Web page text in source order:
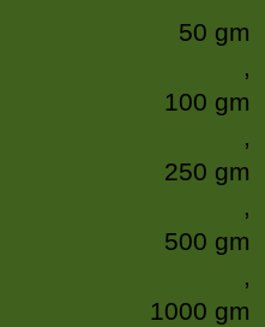
50 gm
,
100 gm
,
250 gm
,
500 gm
,
1000 gm